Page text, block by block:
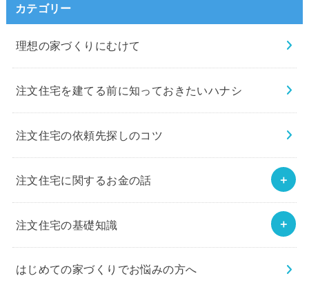
カテゴリー
理想の家づくりにむけて
注文住宅を建てる前に知っておきたいハナシ
注文住宅の依頼先探しのコツ
注文住宅に関するお金の話
注文住宅の基礎知識
はじめての家づくりでお悩みの方へ